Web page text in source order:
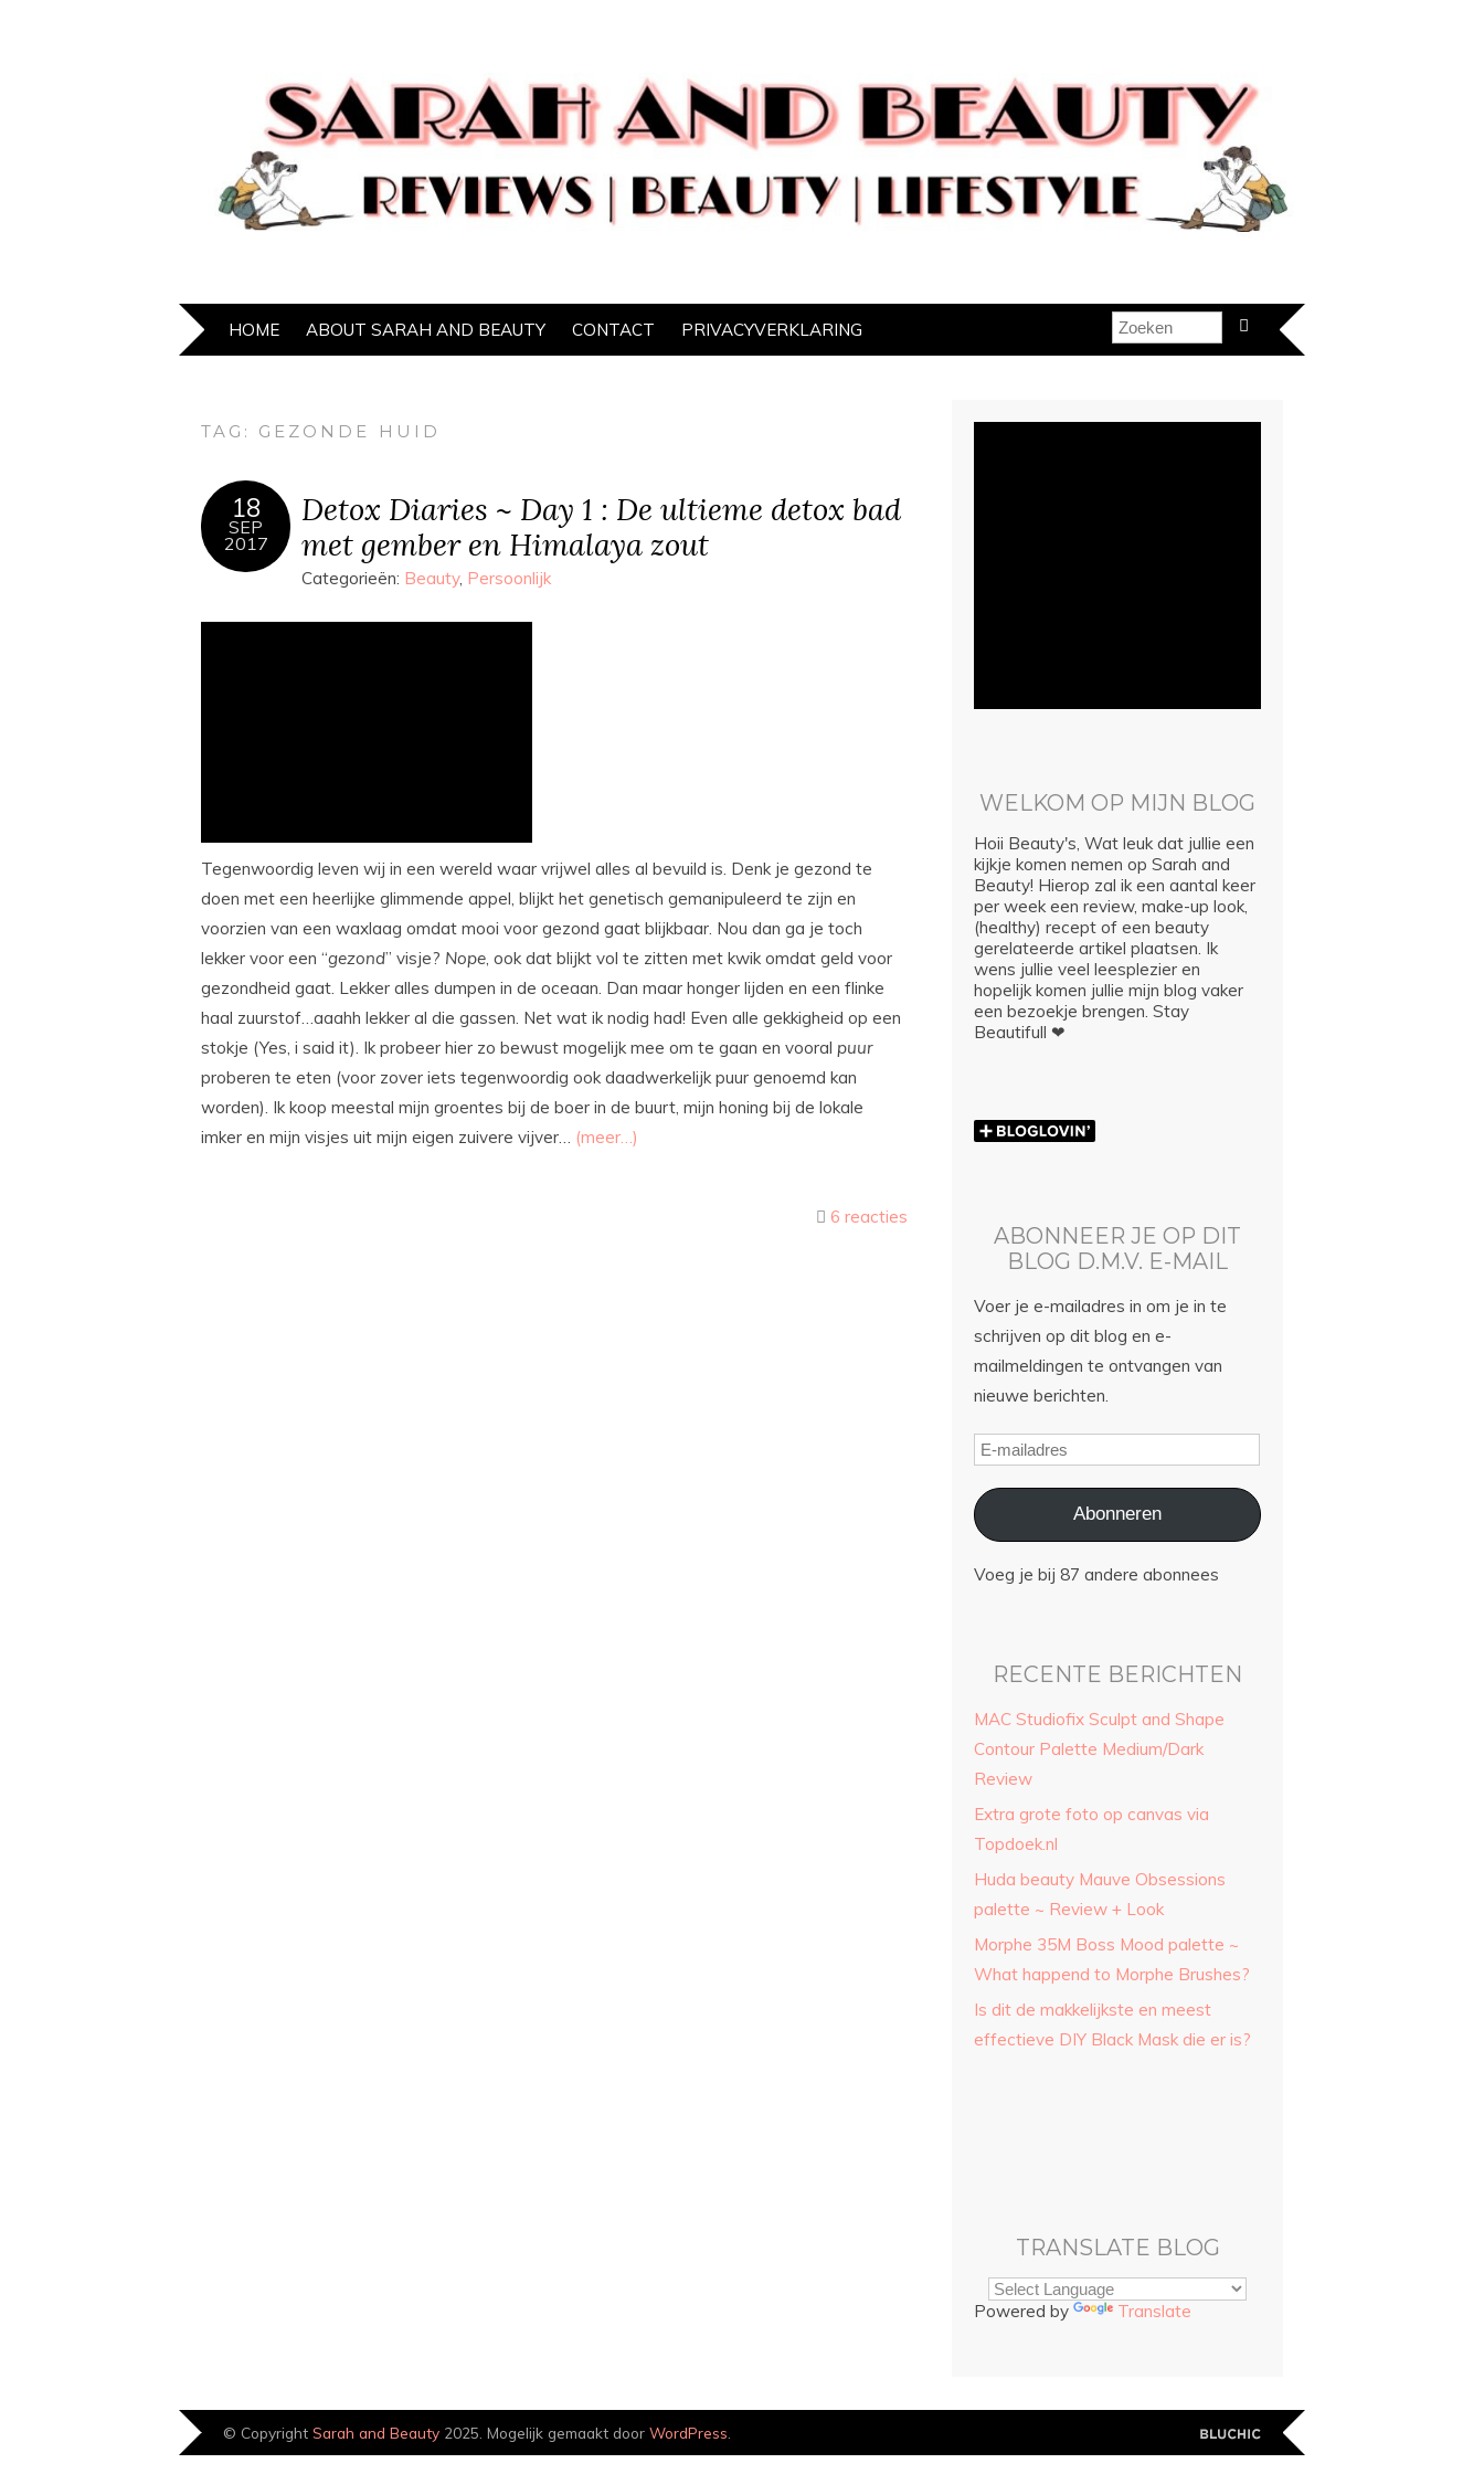
HOME ABOUT SARAH AND BEAUTY CONTACT PRIVACYVERKLARING
TAG: GEZONDE HUID
18
SEP
2017
Detox Diaries ~ Day 1 : De ultieme detox bad
met gember en Himalaya zout
Categorieën: Beauty, Persoonlijk
Tegenwoordig leven wij in een wereld waar vrijwel alles al bevuild is. Denk je gezond te
doen met een heerlijke glimmende appel, blijkt het genetisch gemanipuleerd te zijn en
voorzien van een waxlaag omdat mooi voor gezond gaat blijkbaar. Nou dan ga je toch
lekker voor een “gezond” visje? Nope, ook dat blijkt vol te zitten met kwik omdat geld voor
gezondheid gaat. Lekker alles dumpen in de oceaan. Dan maar honger lijden en een flinke
haal zuurstof…aaahh lekker al die gassen. Net wat ik nodig had! Even alle gekkigheid op een
stokje (Yes, i said it). Ik probeer hier zo bewust mogelijk mee om te gaan en vooral puur
proberen te eten (voor zover iets tegenwoordig ook daadwerkelijk puur genoemd kan
worden). Ik koop meestal mijn groentes bij de boer in de buurt, mijn honing bij de lokale
imker en mijn visjes uit mijn eigen zuivere vijver… (meer…)
6 reacties
WELKOM OP MIJN BLOG
Hoii Beauty's, Wat leuk dat jullie een
kijkje komen nemen op Sarah and
Beauty! Hierop zal ik een aantal keer
per week een review, make-up look,
(healthy) recept of een beauty
gerelateerde artikel plaatsen. Ik
wens jullie veel leesplezier en
hopelijk komen jullie mijn blog vaker
een bezoekje brengen. Stay
Beautifull ❤
ABONNEER JE OP DIT
BLOG D.M.V. E-MAIL
Voer je e-mailadres in om je in te
schrijven op dit blog en e-
mailmeldingen te ontvangen van
nieuwe berichten.
Abonneren
Voeg je bij 87 andere abonnees
RECENTE BERICHTEN
MAC Studiofix Sculpt and Shape
Contour Palette Medium/Dark
Review
Extra grote foto op canvas via
Topdoek.nl
Huda beauty Mauve Obsessions
palette ~ Review + Look
Morphe 35M Boss Mood palette ~
What happend to Morphe Brushes?
Is dit de makkelijkste en meest
effectieve DIY Black Mask die er is?
TRANSLATE BLOG
Powered by Translate
© Copyright Sarah and Beauty 2025. Mogelijk gemaakt door WordPress